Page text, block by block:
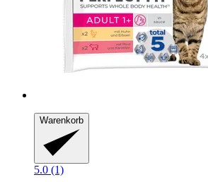
Warenkorb
5.0 (1)